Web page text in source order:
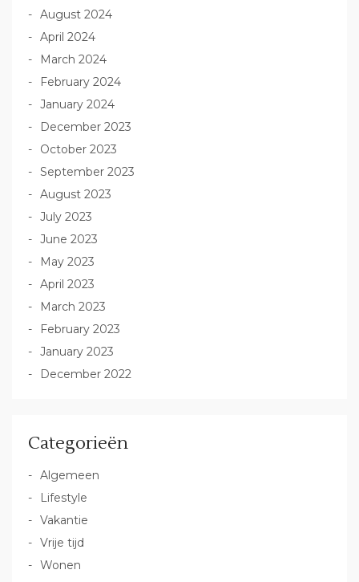
August 2024
April 2024
March 2024
February 2024
January 2024
December 2023
October 2023
September 2023
August 2023
July 2023
June 2023
May 2023
April 2023
March 2023
February 2023
January 2023
December 2022
Categorieën
Algemeen
Lifestyle
Vakantie
Vrije tijd
Wonen